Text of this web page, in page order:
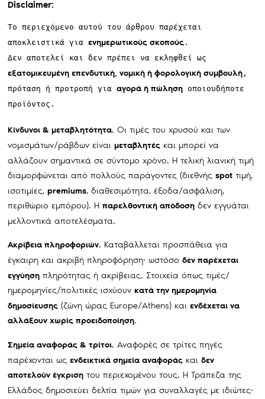
Disclaimer:
Το περιεχόμενο αυτού του άρθρου παρέχεται
αποκλειστικά γιαενημερωτικούς σκοπούς .
Δεν αποτελεί και δεν πρέπει να εκληφθεί ως
εξατομικευμένη επενδυτική, νομική ή φορολογική συμβουλή ,
πρόταση ή προτροπή γιααγορά ή πώληση οποιουδήποτε
προϊόντος.
Κίνδυνοι & μεταβλητότητα. Οι τιμές του χρυσού και των
νομισμάτων/ράβδων είναιμεταβλητές και μπορεί να
αλλάζουν σημαντικά σε σύντομο χρόνο. Η τελική λιανική τιμή
διαμορφώνεται από πολλούς παράγοντες (διεθνήςspot τιμή,
ισοτιμίες,premiums, διαθεσιμότητα, έξοδα/ασφάλιση,
περιθώριο εμπόρου). Ηπαρελθοντική απόδοση δεν εγγυάται
μελλοντικά αποτελέσματα.
Ακρίβεια πληροφοριών. Καταβάλλεται προσπάθεια για
έγκαιρη και ακριβή πληροφόρηση· ωστόσοδεν παρέχεται
εγγύηση πληρότητας ή ακρίβειας. Στοιχεία όπως τιμές/
ημερομηνίες/πολιτικές ισχύουνκατά την ημερομηνία
δημοσίευσης (ζώνη ώρας Europe/Athens) καιενδέχεται να
αλλάξουν χωρίς προειδοποίηση.
Σημεία αναφοράς & τρίτοι. Αναφορές σε τρίτες πηγές
παρέχονται ωςενδεικτικά σημεία αναφοράς καιδεν
αποτελούν έγκριση του περιεχομένου τους. Η Τράπεζα της
Ελλάδος δημοσιεύει δελτία τιμών για συναλλαγές με ιδιώτες·